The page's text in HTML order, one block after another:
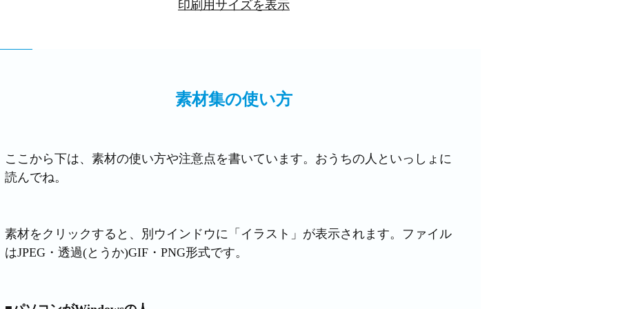
印刷用サイズを表示
素材集の使い方
ここから下は、素材の使い方や注意点を書いています。 おうちの人といっしょに
読んでね。
素材をクリックすると、別ウインドウに「イラスト」が表示されます。ファイル
はJPEG・透過(とうか)GIF・PNG形式です。